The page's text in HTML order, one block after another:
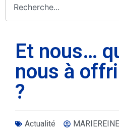
Et nous…
nous à
?
Actualité MARIEREINE